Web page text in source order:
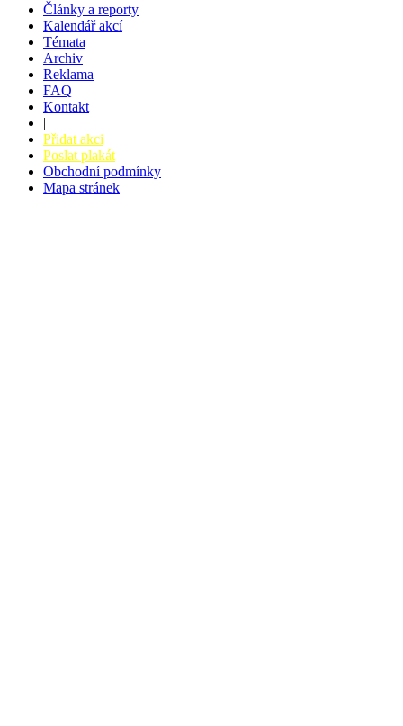
Články a reporty
Kalendář akcí
Témata
Archiv
Reklama
FAQ
Kontakt
|
Přidat akci
Poslat plakát
Obchodní podmínky
Mapa stránek